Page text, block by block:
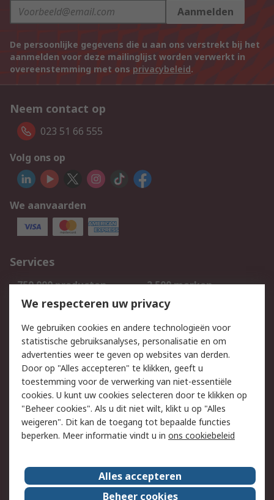
Aanmelden
De persoonlijke gegevens die u aan ons verstrekt bij het
aanmelden voor deze mailinglijst worden verwerkt in
overeenstemming met ons privacybeleid.
Neem contact op
023 51 66 555
Volg ons op
We aanvaarden
Services
750.000 producten
2.500 merken
Bestellen
Inkoopoplossingen
Track & Trace
Wettelijk
Cookiebeleid
Email veiligheid
Privacybeleid
Websitevoorwaarden
Algemene
verkoopvoorwaarden
Over RS
RS Group Over ons
We respecteren uw privacy
We gebruiken cookies en andere technologieën voor
statistische gebruiksanalyses, personalisatie en om
advertenties weer te geven op websites van derden.
Door op "Alles accepteren" te klikken, geeft u
toestemming voor de verwerking van niet-essentiële
cookies. U kunt uw cookies selecteren door te klikken op
"Beheer cookies". Als u dit niet wilt, klikt u op "Alles
weigeren". Dit kan de toegang tot bepaalde functies
beperken. Meer informatie vindt u in ons cookiebeleid
Alles accepteren
Beheer cookies